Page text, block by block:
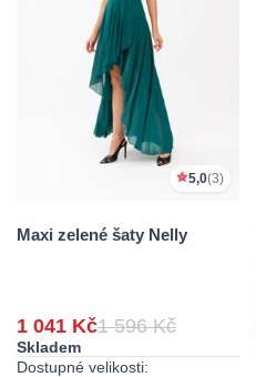
5,0(3)
Maxi zelené šaty Nelly
1 041 Kč1 596 Kč
Skladem
Dostupné velikosti: